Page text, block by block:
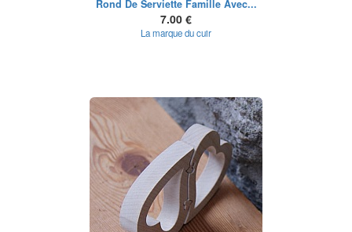
Rond De Serviette Famille Avec...
7.00 €
La marque du cuir